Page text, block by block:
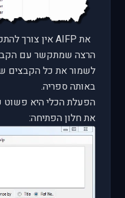
אתAIFPאין צורך
הרצה שמתקשר עם
לשמור את כל הקבצים
באותה ספריה.
הפעלת הכלי היא פשוט
את חלון הפתיחה: